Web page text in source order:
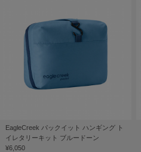
EagleCreek パックイット ハンギング ト
イレタリーキット ブルードーン
¥6,050